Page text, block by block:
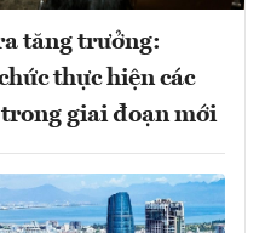
tăng trưởng:
thực hiện các
giai đoạn mới